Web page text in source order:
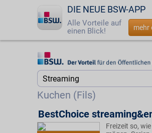
DIE NEUE BSW-APP
Alle Vorteile auf
einen Blick!
mehr
Startseite
Jetzt BSW-Mitglied werden
Kuchen (Fils)
Startseite
Suche
Freizeit so, wie